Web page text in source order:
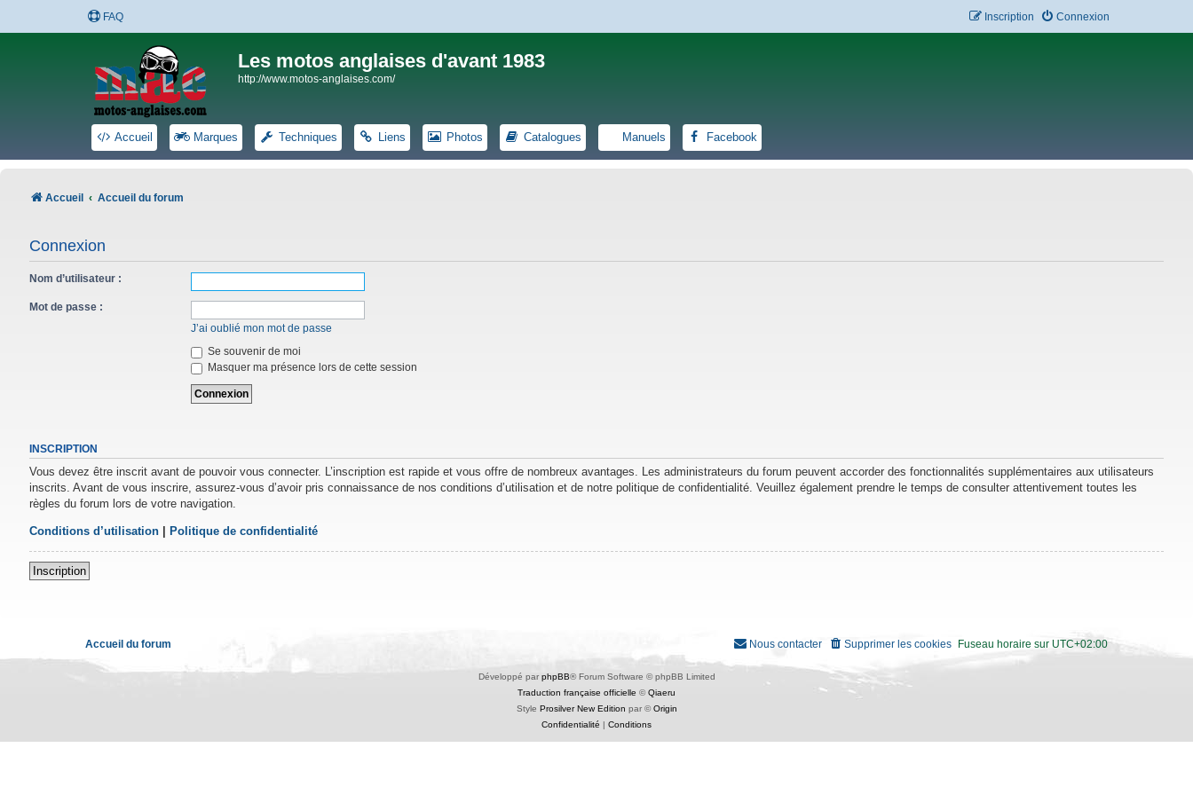
FAQ Connexion
Inscription
Les motos anglaises d'avant 1983
http://www.motos-anglaises.com/
Accueil Marques Techniques Liens Photos Catalogues Manuels Facebook
Accueil Accueil du forum
Connexion
Nom d’utilisateur :
Mot de passe :
J’ai oublié mon mot de passe
Se souvenir de moi
Masquer ma présence lors de cette session
INSCRIPTION
Vous devez être inscrit avant de pouvoir vous connecter. L’inscription est rapide et vous offre de nombreux avantages. Les administrateurs du forum peuvent accorder des fonctionnalités supplémentaires aux utilisateurs
inscrits. Avant de vous inscrire, assurez-vous d’avoir pris connaissance de nos conditions d’utilisation et de notre politique de confidentialité. Veuillez également prendre le temps de consulter attentivement toutes les
règles du forum lors de votre navigation.
Conditions d’utilisation Politique de confidentialité
Inscription
Accueil du forum Fuseau horaire sur UTC+02:00
Supprimer les cookies
Nous contacter
Développé par phpBB® Forum Software © phpBB Limited
Traduction française officielle ©Qiaeru
Style Prosilver New Edition par ©Origin
Confidentialité
Conditions